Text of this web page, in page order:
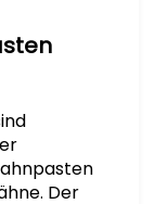
Der